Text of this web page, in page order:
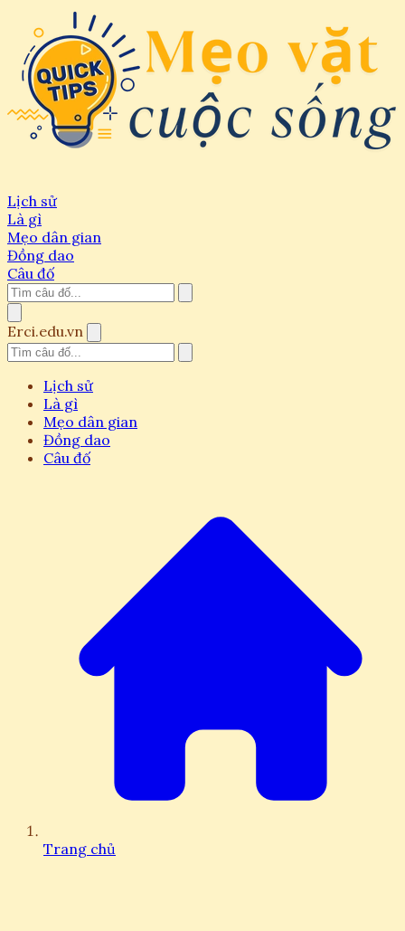
Lịch sử
Là gì
Mẹo dân gian
Đồng dao
Câu đố
Erci.edu.vn
Lịch sử
Là gì
Mẹo dân gian
Đồng dao
Câu đố
Trang chủ